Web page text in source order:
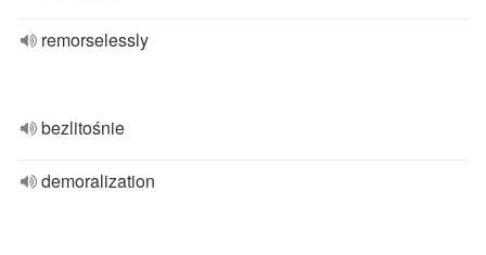
remorselessly
bezlitośnie
demoralization